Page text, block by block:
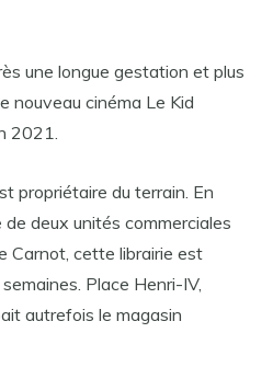
une longue gestation et plus
nouveau cinéma Le Kid
2021.
propriétaire du terrain. En
de deux unités commerciales
Carnot, cette librairie est
Place Henri-IV,
autrefois le magasin